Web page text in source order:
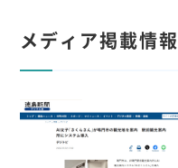
メディア掲載情報